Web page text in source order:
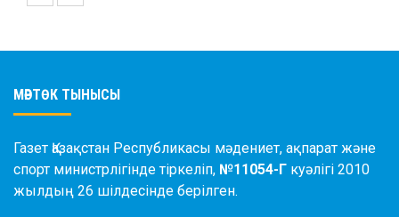
МӘРТӨК ТЫНЫСЫ
Газет Қазақстан Республикасы мәдениет, ақпарат және
спорт министрлігінде тіркеліп, №11054-Г куәлігі 2010
жылдың 26 шілдесінде берілген.